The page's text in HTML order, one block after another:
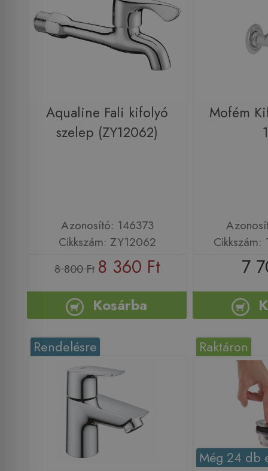
Aqualine Fali kifolyó
szelep (ZY12062)
Azonosító: 146373
Cikkszám: ZY12062
8 800 Ft 8 360 Ft
Kosárba
Mofém
7
Rendelésre Raktáron
Még 24 db